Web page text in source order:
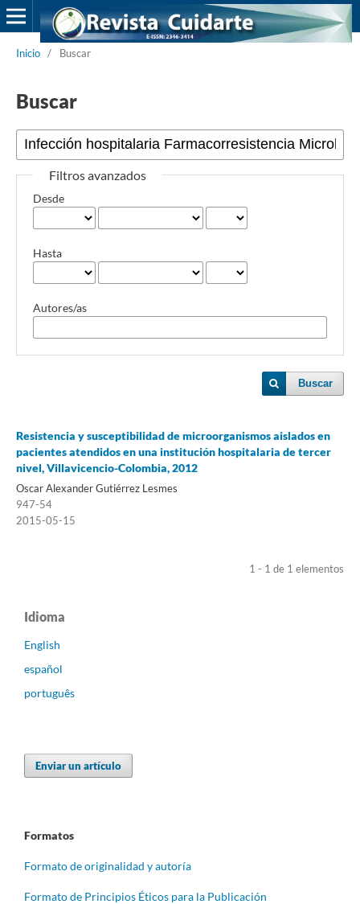
Inicio / Buscar
Buscar
Filtros avanzados
Desde
Hasta
Autores/as
Buscar
Resistencia y susceptibilidad de microorganismos aislados en
pacientes atendidos en una institución hospitalaria de tercer
nivel, Villavicencio-Colombia, 2012
Oscar Alexander Gutiérrez Lesmes
947-54
2015-05-15
1 - 1 de 1 elementos
Idioma
English
español
português
Enviar un artículo
Formatos
Formato de originalidad y autoría
Formato de Principios Éticos para la Publicación